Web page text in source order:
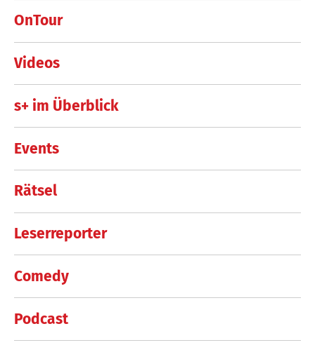
OnTour
Videos
s+ im Überblick
Events
Rätsel
Leserreporter
Comedy
Podcast